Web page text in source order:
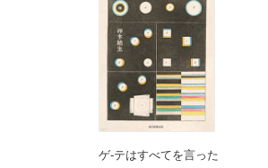
ゲ-テはすべてを言った